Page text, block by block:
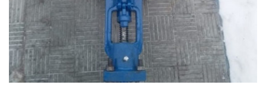
15кч16п1 ду50 15кч16п1 ду50 ру25
15кч18п 15кч18п ду 20 15кч18п ду 50
15кч18п ду15 15кч18п ду15
15кч18п ду15 ру16 15кч18п ду20 ру16